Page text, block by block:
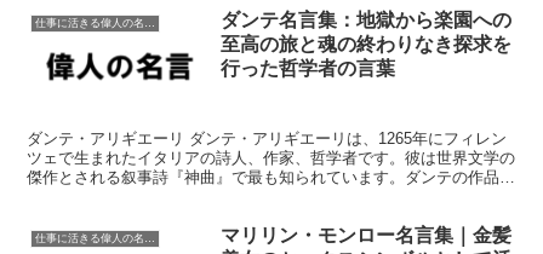
仕事に活きる偉人の名言格言
ダンテ名言集：地獄から楽園への
至高の旅と魂の終わりなき探求を
行った哲学者の言葉
ダンテ・アリギエーリ ダンテ・アリギエーリは、1265年にフィレン
ツェで生まれたイタリアの詩人、作家、哲学者です。彼は世界文学の
傑作とされる叙事詩『神曲』で最も知られています。ダンテの作品は
仕事に活きる偉人の名言格言
マリリン・モンロー名言集｜金髪